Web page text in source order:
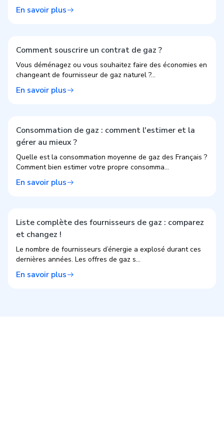
En savoir plus
Comment souscrire un contrat de gaz ?
Vous déménagez ou vous souhaitez faire des économies en
changeant de fournisseur de gaz naturel ?...
En savoir plus
Consommation de gaz : comment l'estimer et la
gérer au mieux ?
Quelle est la consommation moyenne de gaz des Français ?
Comment bien estimer votre propre consomma...
En savoir plus
Liste complète des fournisseurs de gaz : comparez
et changez !
Le nombre de fournisseurs d’énergie a explosé durant ces
dernières années. Les offres de gaz s...
En savoir plus